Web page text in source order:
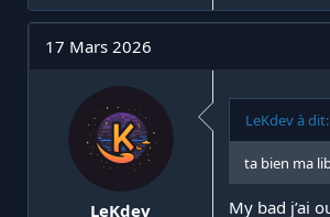
17 Mars 2026
LeKdev
LeKdev à dit:
ta bien ma
My bad j’ai